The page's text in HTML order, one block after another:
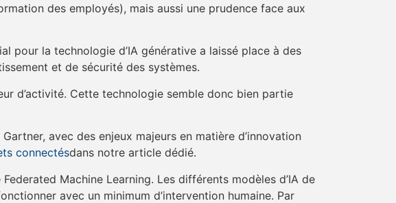
des employés), mais aussi une prudence face aux
pour la technologie d’IA générative a laissé place à des
et de sécurité des systèmes.
d’activité. Cette technologie semble donc bien partie
avec des enjeux majeurs en matière d’innovation
connectésdans notre article dédié.
Machine Learning. Les différents modèles d’IA de
avec un minimum d’intervention humaine. Par